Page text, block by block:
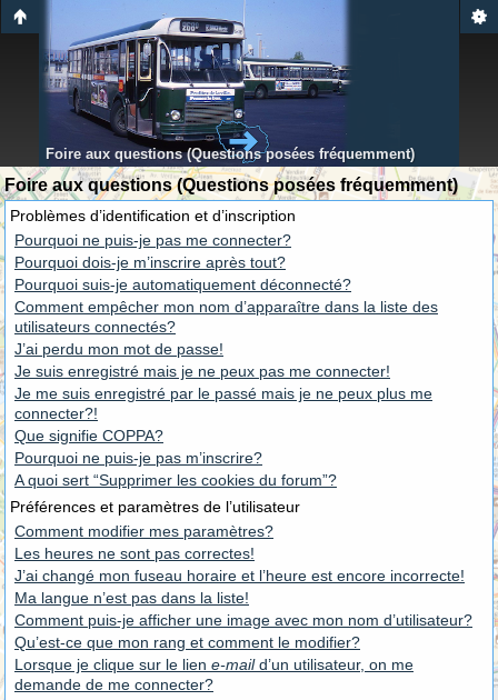
Foire aux questions (Questions posées fréquemment)
Foire aux questions (Questions posées fréquemment)
Problèmes d’identification et d’inscription
Pourquoi ne puis-je pas me connecter?
Pourquoi dois-je m’inscrire après tout?
Pourquoi suis-je automatiquement déconnecté?
Comment empêcher mon nom d’apparaître dans la liste des
utilisateurs connectés?
J’ai perdu mon mot de passe!
Je suis enregistré mais je ne peux pas me connecter!
Je me suis enregistré par le passé mais je ne peux plus me
connecter?!
Que signifie COPPA?
Pourquoi ne puis-je pas m’inscrire?
A quoi sert “Supprimer les cookies du forum”?
Préférences et paramètres de l’utilisateur
Comment modifier mes paramètres?
Les heures ne sont pas correctes!
J’ai changé mon fuseau horaire et l’heure est encore incorrecte!
Ma langue n’est pas dans la liste!
Comment puis-je afficher une image avec mon nom d’utilisateur?
Qu’est-ce que mon rang et comment le modifier?
Lorsque je clique sur le lien e-maild’un utilisateur, on me
demande de me connecter?